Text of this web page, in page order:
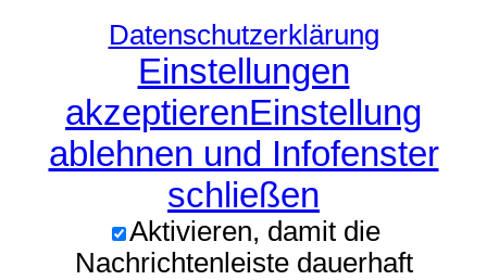
Datenschutzerklärung
Einstellungen
akzeptierenEinstellung
ablehnen und Infofenster
schließen
Aktivieren, damit die
Nachrichtenleiste dauerhaft